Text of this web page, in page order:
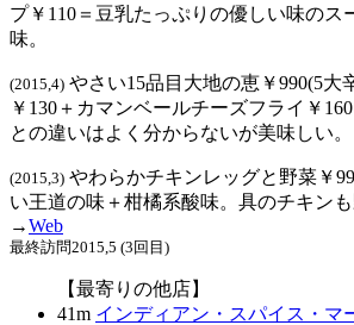
プ￥110＝豆乳たっぷりの優しい味のス
味。
(2015,4) やさい15品目大地の恵￥990(5大
￥130＋カマンベールチーズフライ￥
との違いはよく分からないが美味しい。
(2015,3) やわらかチキンレッグと野菜￥
い王道の味＋柑橘系酸味。具のチキンも
→Web
最終訪問2015,5 (3回目)
【最寄りの他店】
41m インディアン・スパイス・マ